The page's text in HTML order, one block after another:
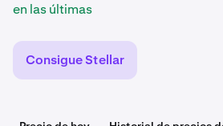
en las últimas
Consigue Stellar